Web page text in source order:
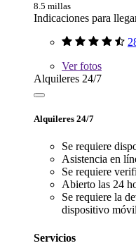
8.5 millas
Indicaciones para
Verfotos
Alquileres 24/7
Alquileres 24/7
Se requiere
Asistencia en
Se requiere
Abierto las 24
Se requiere la
dispositivo móvil
Servicios